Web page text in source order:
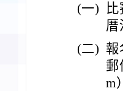
(一) 比
厝
(二) 報
郵
m